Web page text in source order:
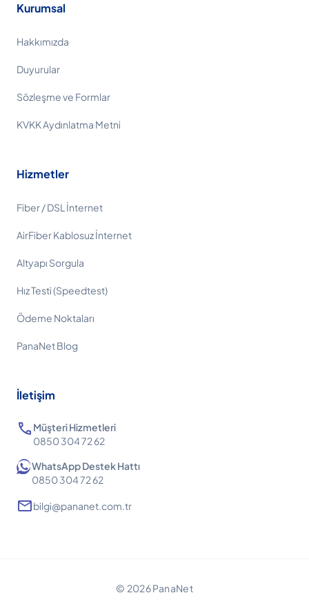
Kurumsal
Hakkımızda
Duyurular
Sözleşme ve Formlar
KVKK Aydınlatma Metni
Hizmetler
Fiber / DSL İnternet
AirFiber Kablosuz İnternet
Altyapı Sorgula
Hız Testi (Speedtest)
Ödeme Noktaları
PanaNet Blog
İletişim
call Müşteri Hizmetleri
0850 304 72 62
WhatsApp Destek Hattı
0850 304 72 62
mailbilgi@pananet.com.tr
© 2026 PanaNet